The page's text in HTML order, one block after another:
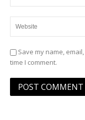
Save my name,
time I comment.